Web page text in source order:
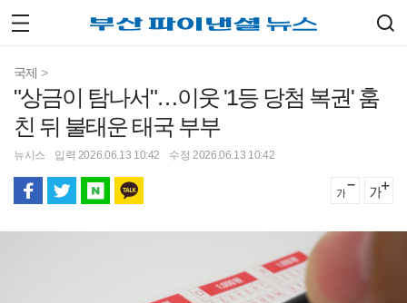
국제 >
"상금이 탐나서"…이웃 '1등 당첨 복권' 훔
친 뒤 불태운 태국 부부
뉴시스 입력 2026.06.13 10:42 수정 2026.06.13 10:42